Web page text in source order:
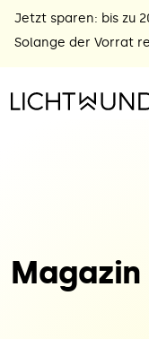
Jetzt sparen: bis zu
Solange der Vorrat